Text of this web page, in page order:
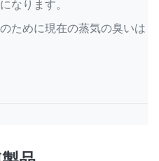
なります。
ために現在の蒸気の臭いは